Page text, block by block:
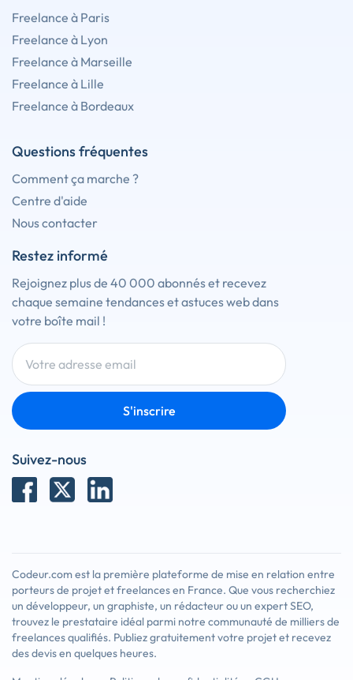
Freelance à Paris
Freelance à Lyon
Freelance à Marseille
Freelance à Lille
Freelance à Bordeaux
Questions fréquentes
Comment ça marche ?
Centre d'aide
Nous contacter
Restez informé
Rejoignez plus de 40 000 abonnés et recevez
chaque semaine tendances et astuces web dans
votre boîte mail !
S'inscrire
Suivez-nous
Codeur.com est la première plateforme de mise en relation entre
porteurs de projet et freelances en France. Que vous recherchiez
un développeur, un graphiste, un rédacteur ou un expert SEO,
trouvez le prestataire idéal parmi notre communauté de milliers de
freelances qualifiés. Publiez gratuitement votre projet et recevez
des devis en quelques heures.